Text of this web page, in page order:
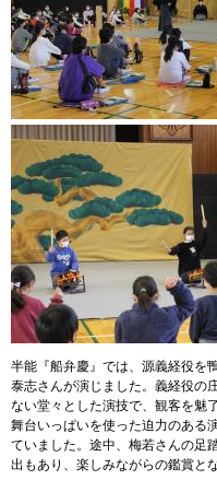
半能『船弁慶』では、源義経役を
泰志さんが演じました。義経役の
ない堂々とした演技で、観客を魅
舞台いっぱいを使った迫力のある
ていました。途中、梅若さんの足
出もあり、楽しみながらの鑑賞と